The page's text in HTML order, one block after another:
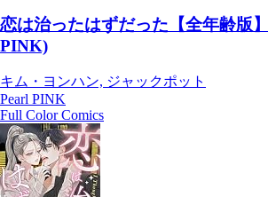
恋は治ったはずだった【全年齢版
PINK)
キム・ヨンハン, ジャックポット
Pearl PINK
Full Color Comics